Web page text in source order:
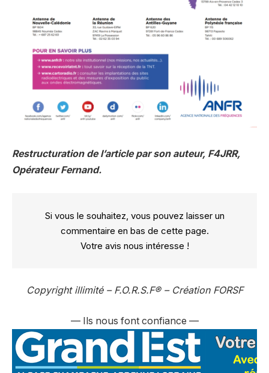
Restructuration de l’article par son auteur, F4JRR,
Opérateur Fernand.
Si vous le souhaitez, vous pouvez laisser un
commentaire en bas de cette page.
Votre avis nous intéresse !
Copyright illimité – F.O.R.S.F®– Création FORSF
— Ils nous font confiance —